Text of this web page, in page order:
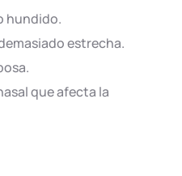
hundido.
estrecha.
que afecta la